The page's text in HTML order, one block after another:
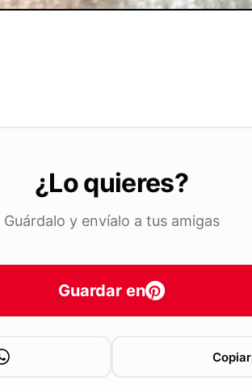
¿Lo quieres?
Guárdalo y envíalo a tus amigas
Guardar en
Copiar